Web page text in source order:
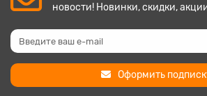
новости! Новинки, скидки,
Оформить